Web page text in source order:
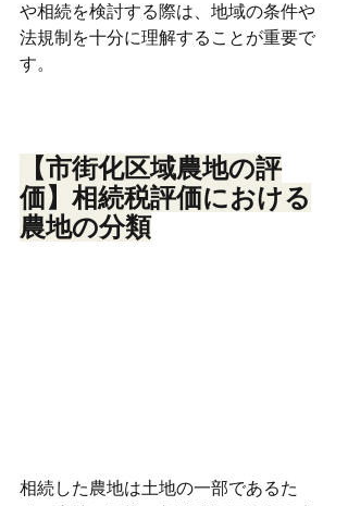
や相続を検討する際は、地域の条件や
法規制を十分に理解することが重要で
す。
【市街化区域農地の評
価】相続税評価における
農地の分類
相続した農地は土地の一部であるた